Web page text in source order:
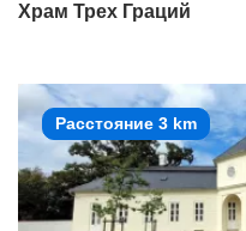
Храм Трех Граций
Расстояние 3 km